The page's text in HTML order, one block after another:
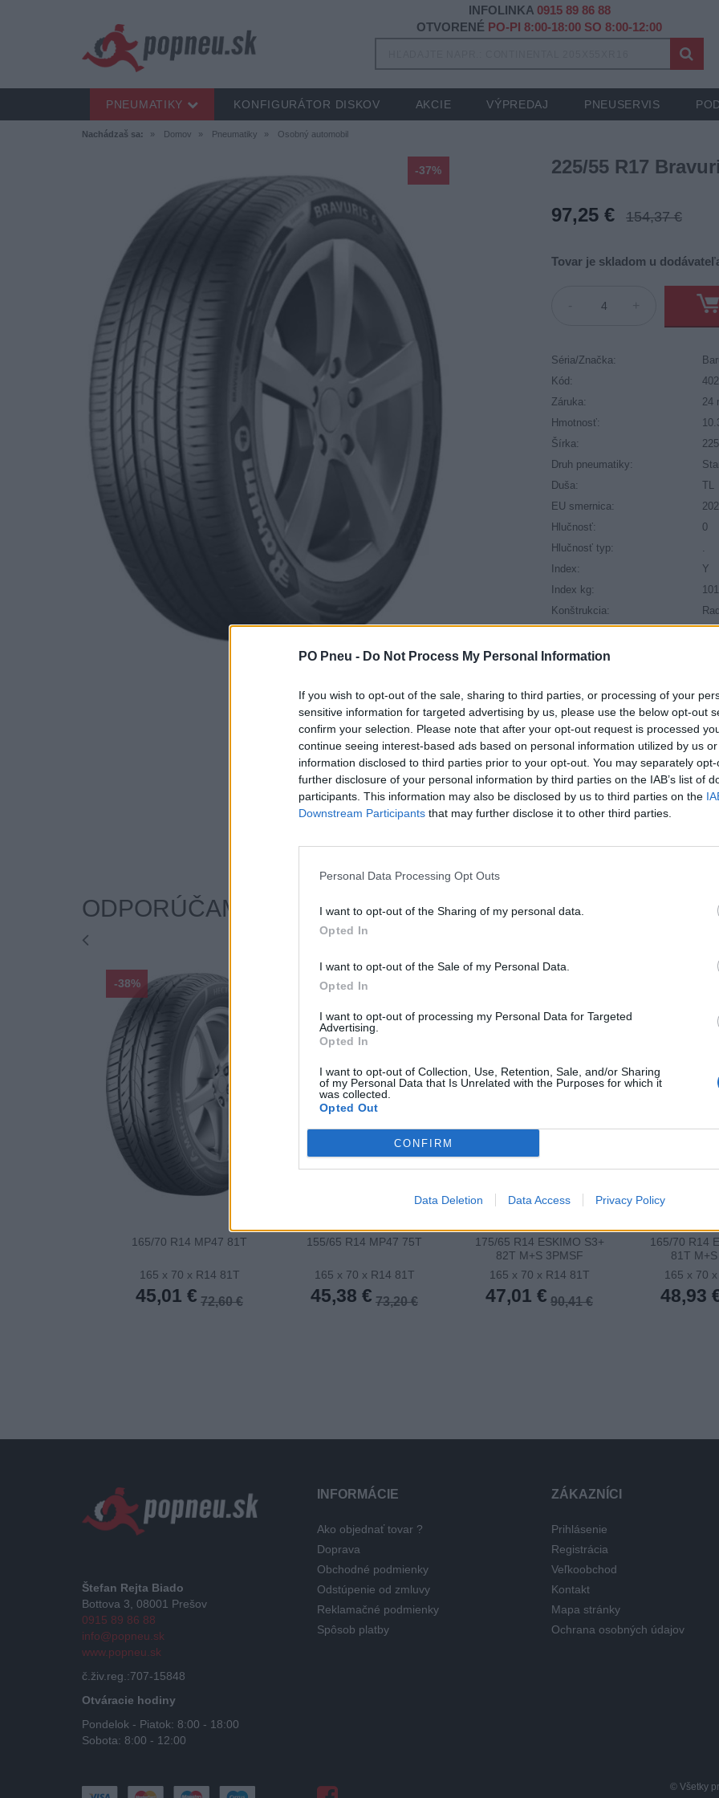
PO Pneu - Do Not Process My Personal Information
If you wish to opt-out of the sale, sharing to third parties, or processing of your
sensitive information for targeted advertising by us, please use the below opt-out
confirm your selection. Please note that after your opt-out request is processed
continue seeing interest-based ads based on personal information utilized by us
information disclosed to third parties prior to your opt-out. You may separately
further disclosure of your personal information by third parties on the IAB’s list of
participants. This information may also be disclosed by us to third parties on the
Downstream Participants that may further disclose it to other third parties.
Personal Data Processing Opt Outs
I want to opt-out of the Sharing of my personal data.
Opted In
I want to opt-out of the Sale of my Personal Data.
Opted In
I want to opt-out of processing my Personal Data for Targeted
Advertising.
Opted In
I want to opt-out of Collection, Use, Retention, Sale, and/or Sharing
of my Personal Data that Is Unrelated with the Purposes for which it
was collected.
Opted Out
CONFIRM
Data Deletion Data Access Privacy Policy
Nachádzaš sa: Domov Pneumatiky Osobný automobil
225/55 R17
97,25 € 154,37 €
Tovar je skladom u
Séria/Značka:
Kód:
Záruka:
24
Hmotnosť:
Šírka:
Druh pneumatiky:
Duša:
TL
EU smernica:
Hlučnosť:
0
Hlučnosť typ:
.
Index:
Y
Index kg:
Konštrukcia:
Priľnavosť na mokru:
Ráfik:
Sezóna:
Spotreba paliva:
.
Trida vozu:
C1
Značka auta:
.
Zosilnenie:
XL
-37%
ODPORÚČAME
-38%
165/70 R14 MP47 81T
165 x 70 x R14 81T
45,01 € 72,60 €
155/65 R14 MP47 75T
165 x 70 x R14 81T
45,38 € 73,20 €
175/65 R14 ESKIMO S3+
82T M+S 3PMSF
165 x 70 x R14 81T
47,01 € 90,41 €
165/70 R14
81T
165 x 70
48,93
Štefan Rejta Biado
Bottova 3, 08001 Prešov
0915 89 86 88
info@popneu.sk
www.popneu.sk
č.živ.reg.:707-15848
Otváracie hodiny
Pondelok - Piatok: 8:00 - 18:00
Sobota: 8:00 - 12:00
INFORMÁCIE
Ako objednať tovar ?
Doprava
Obchodné podmienky
Odstúpenie od zmluvy
Reklamačné podmienky
Spôsob platby
ZÁKAZNÍCI
Prihlásenie
Registrácia
Veľkoobchod
Kontakt
Mapa stránky
Ochrana osobných údajov
© Všetky
INFOLINKA 0915 89 86 88
OTVORENÉ PO-PI 8:00-18:00 SO 8:00-12:00
PNEUMATIKY KONFIGURÁTOR DISKOV AKCIE VÝPREDAJ PNEUSERVIS